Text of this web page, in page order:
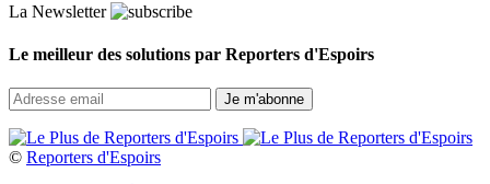
La Newsletter
Le meilleur des solutions par Reporters d'Espoirs
© Reporters d'Espoirs